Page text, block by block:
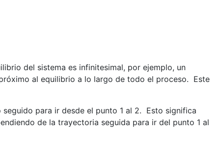
del sistema es infinitesimal, por ejemplo, un
al equilibrio a lo largo de todo el proceso. Este
para ir desde el punto 1 al 2. Esto significa
de la trayectoria seguida para ir del punto 1 al